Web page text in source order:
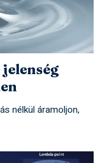
nélkül áramoljon,